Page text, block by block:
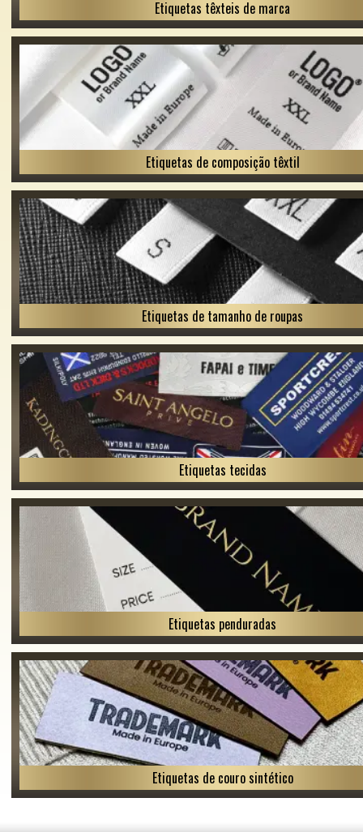
Etiquetas têxteis de marca
Etiquetas de composição têxtil
Etiquetas de tamanho de roupas
Etiquetas tecidas
Etiquetas penduradas
Etiquetas de couro sintético